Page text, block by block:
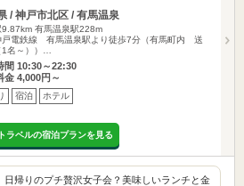
/ 神戸市北区 / 有馬温泉
9.87km 有馬温泉駅228m
戸電鉄線 有馬温泉駅より徒歩7分（有馬町内 送
名～））…
間 10:30～22:30
金 4,000円～
宿泊 ホテル
ラベルの宿泊プランを見る
日帰りのプチ贅沢女子会？美味しいランチと金